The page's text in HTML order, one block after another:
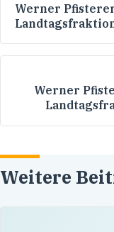
Werner
Werner
Weitere